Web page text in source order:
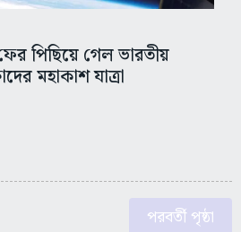
পিছিয়ে গেল ভারতীয়
মহাকাশ যাত্রা
পরবর্তী পৃষ্ঠা